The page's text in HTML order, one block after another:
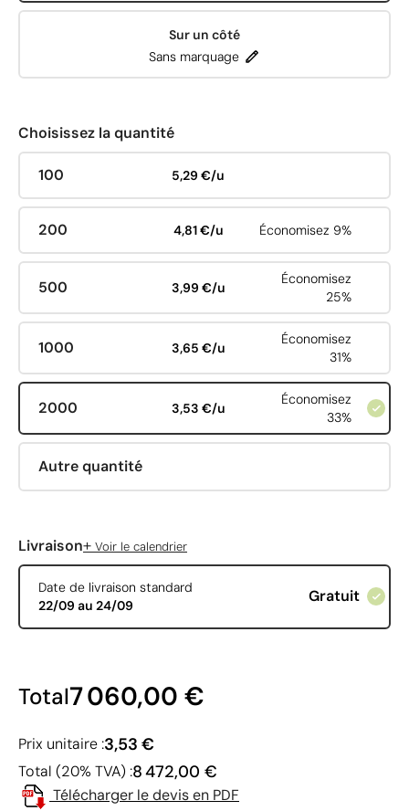
Sur un côté
Sans marquage
Choisissez la quantité
100 5,29 €/u
200 4,81 €/u Économisez 9%
500 3,99 €/u
Économisez
25%
1000 3,65 €/u
Économisez
31%
2000 3,53 €/u
Économisez
33%
Autre quantité
Livraison+ Voir le calendrier
Date de livraison standard
22/09 au 24/09
Gratuit
Total7 060,00 €
Prix unitaire :3,53 €
Total (20% TVA) :8 472,00 €
Télécharger le devis en PDF